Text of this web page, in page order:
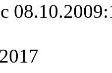
08.10.2009:
2017